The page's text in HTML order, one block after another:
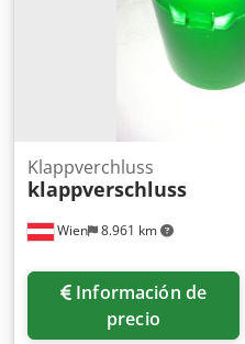
Wien 8.961 km
Klappverchluss
klappverschluss
Información de
precio